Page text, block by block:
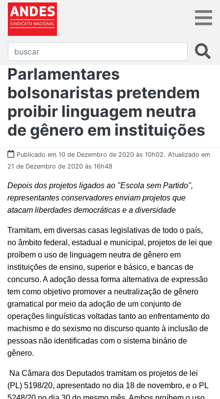
Parlamentares
bolsonaristas pretendem
proibir linguagem neutra
de gênero em instituições
Publicado em 10 de Dezembro de 2020 às 10h02. Atualizado em
21 de Dezembro de 2020 às 16h48
Depois dos projetos ligados ao "Escola sem Partido",
representantes conservadores enviam projetos que
atacam liberdades democráticas e a diversidade
Tramitam, em diversas casas legislativas de todo o país,
no âmbito federal, estadual e municipal, projetos de lei que
proíbem o uso de linguagem neutra de gênero em
instituições de ensino, superior e básico, e bancas de
concurso. A adoção dessa forma alternativa de expressão
tem como objetivo promover a neutralização de gênero
gramatical por meio da adoção de um conjunto de
operações linguísticas voltadas tanto ao enfrentamento do
machismo e do sexismo no discurso quanto à inclusão de
pessoas não identificadas com o sistema binário de
gênero.
Na Câmara dos Deputados tramitam os projetos de lei
(PL) 5198/20, apresentado no dia 18 de novembro, e o PL